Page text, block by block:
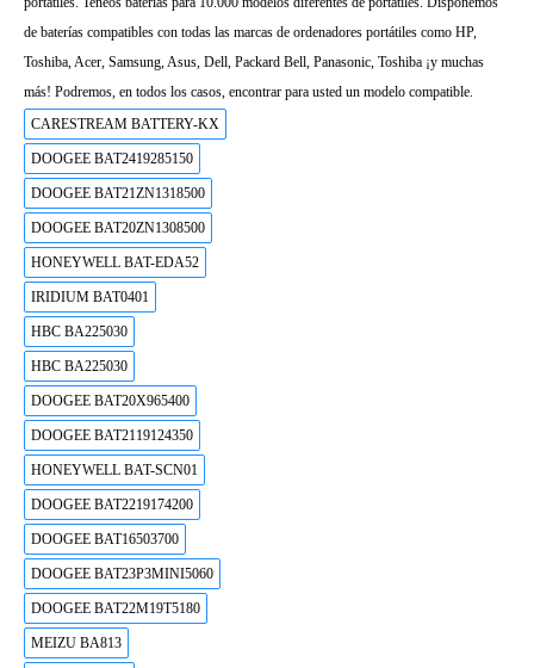
de baterías compatibles con todas las marcas de ordenadores portátiles como HP,
Toshiba, Acer, Samsung, Asus, Dell, Packard Bell, Panasonic, Toshiba ¡y muchas
más! Podremos, en todos los casos, encontrar para usted un modelo compatible.
CARESTREAM BATTERY-KX
DOOGEE BAT2419285150
DOOGEE BAT21ZN1318500
DOOGEE BAT20ZN1308500
HONEYWELL BAT-EDA52
IRIDIUM BAT0401
HBC BA225030
HBC BA225030
DOOGEE BAT20X965400
DOOGEE BAT2119124350
HONEYWELL BAT-SCN01
DOOGEE BAT2219174200
DOOGEE BAT16503700
DOOGEE BAT23P3MINI5060
DOOGEE BAT22M19T5180
MEIZU BA813